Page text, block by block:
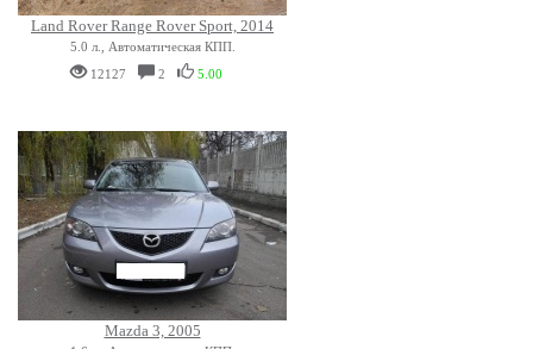
Land Rover Range Rover Sport, 2014
5.0 л., Автоматическая КПП.
12127
2 5.00
Mazda 3, 2005